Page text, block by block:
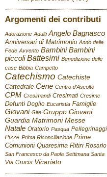
Argomenti dei contributi
Adorazione Adulti Angelo Bagnasco
Anniversari di Matrimonio Anno della
Fede Avvento Bambini Bambini
piccoli Battesimi Benedizione delle
case Bibbia Campetto
Catechismo Catechiste
Cattedrale Cene Centro d'Ascolto
CPM Cresimandi Cresimati Cresime
Defunti Doglio Eucaristia Famiglie
Giovani Gite Gruppo Giovani
Guardia Matrimoni Messe
Natale Oratorio Pasqua Pellegrinaggi
Pizze Prima Riconciliazione Prime
Comunioni Quaresima Ritiri Rosario
San Francesco da Paola Settimana Santa
Via Crucis Vicariato